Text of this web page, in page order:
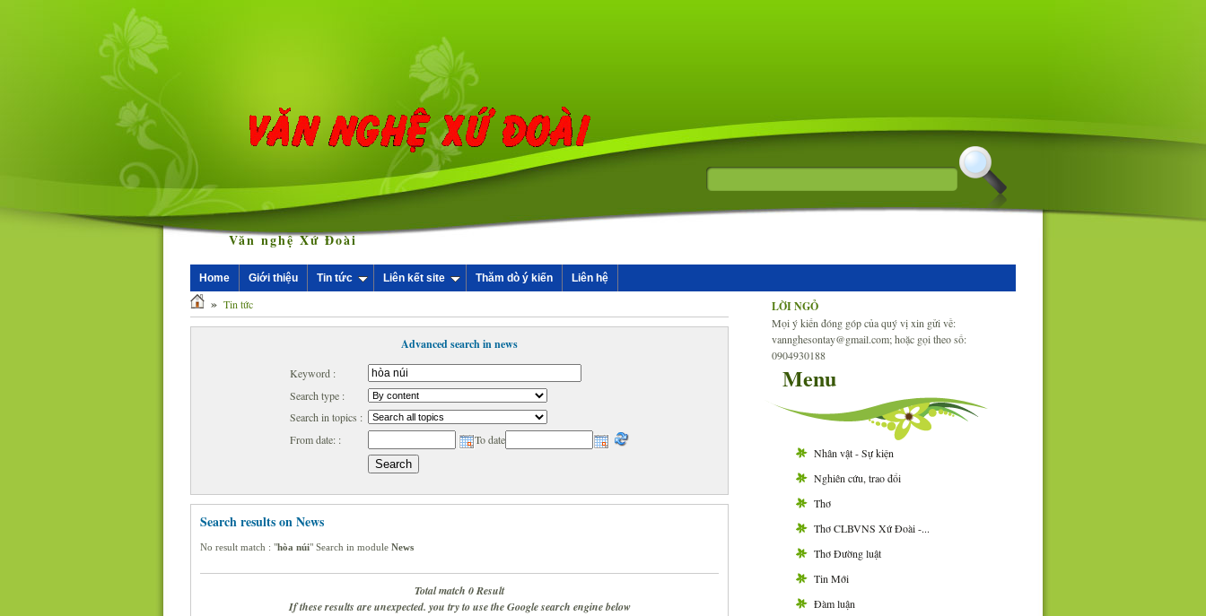
Văn nghệ Xứ Đoài
Home Giới thiệu Tin tức Liên kết site Thăm dò ý kiến Liên hệ
» Tin tức
Advanced search in news
Keyword :
Search type :
Search in topics :
From date: :
To date
Search results on News
No result match : "hòa núi" Search in module News
Total match 0 Result
If these results are unexpected. you try to use the Google search engine below
LỜI NGỎ
Mọi ý kiến đóng góp của quý vị xin gửi về:
vannghesontay@gmail.com; hoặc gọi theo số:
0904930188
Menu
Nhân vật - Sự kiện
Nghiên cứu, trao đổi
Thơ
Thơ CLBVNS Xứ Đoài -...
Thơ Đường luật
Tin Mới
Đàm luận